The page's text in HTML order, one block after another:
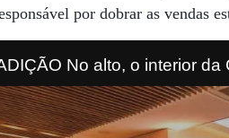
por dobrar as vendas
No alto, o interior
a um público mais jovem novas
Acima, colheita de uvas